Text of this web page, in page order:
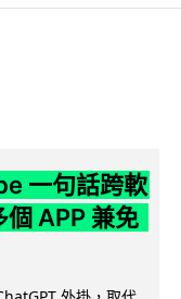
一句話跨軟
個 APP 兼免